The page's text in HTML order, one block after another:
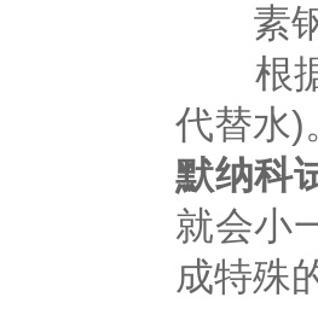
素
根据
代替水)
默纳科
就会小
成特殊